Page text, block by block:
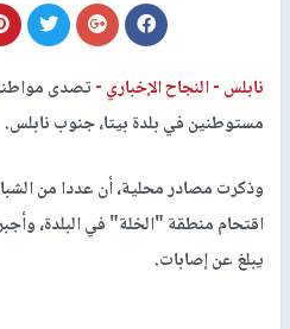
نابلس -النجاح الإخباري -تصدى
مستوطنين في بلدة بيتا، جنوب نابلس.
وذكرت مصادر محلية، أن عددا من
اقتحام منطقة "الخلة" في البلدة،
يبلغ عن إصابات.